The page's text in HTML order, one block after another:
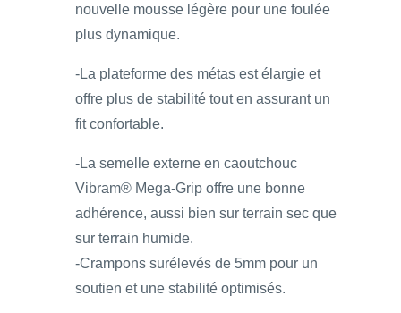
nouvelle mousse légère pour une foulée
plus dynamique.
-La plateforme des métas est élargie et
offre plus de stabilité tout en assurant un
fit confortable.
-La semelle externe en caoutchouc
Vibram® Mega-Grip offre une bonne
adhérence, aussi bien sur terrain sec que
sur terrain humide.
-Crampons surélevés de 5mm pour un
soutien et une stabilité optimisés.